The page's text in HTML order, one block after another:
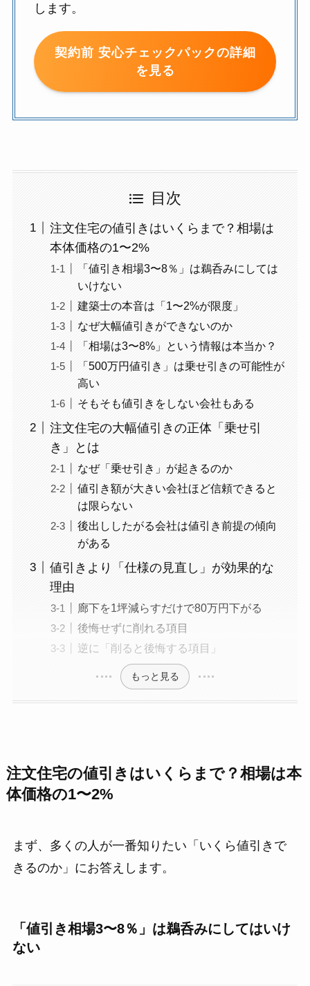
します。
契約前 安心チェックパックの詳細
を見る
目次
注文住宅の値引きはいくらまで？相場は
本体価格の1〜2%
「値引き相場3〜8％」は鵜呑みにしては
いけない
建築士の本音は「1〜2%が限度」
なぜ大幅値引きができないのか
「相場は3〜8%」という情報は本当か？
「500万円値引き」は乗せ引きの可能性が
高い
そもそも値引きをしない会社もある
注文住宅の大幅値引きの正体「乗せ引
き」とは
なぜ「乗せ引き」が起きるのか
値引き額が大きい会社ほど信頼できると
は限らない
後出ししたがる会社は値引き前提の傾向
がある
値引きより「仕様の見直し」が効果的な
理由
廊下を1坪減らすだけで80万円下がる
後悔せずに削れる項目
逆に「削ると後悔する項目」
もっと見る
注文住宅の値引きはいくらまで？相場は本
体価格の1〜2%
まず、多くの人が一番知りたい「いくら値引きで
きるのか」にお答えします。
「値引き相場3〜8％」は鵜呑みにしてはいけ
ない